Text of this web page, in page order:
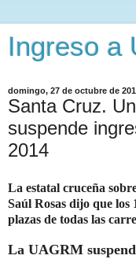
Ingreso a
domingo, 27 de octubre de
Santa Cruz.
suspende
2014
La estatal cruceña
Saúl Rosas dijo que los
plazas de todas las
La UAGRM